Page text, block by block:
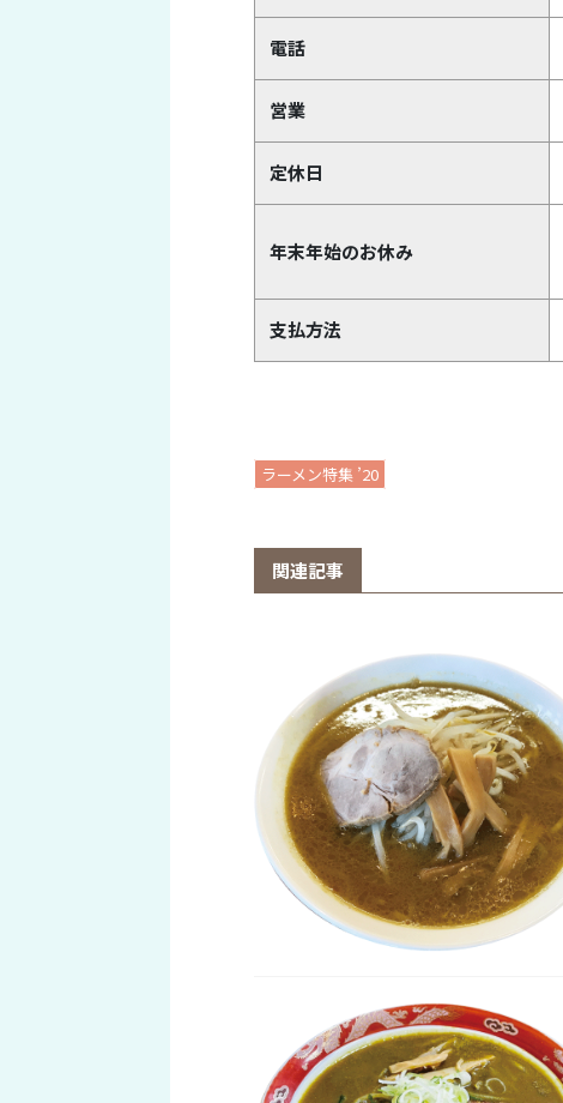
電話
営業
定休日
年末年始のお休み
支払方法
ラーメン特集 ’20
関連記事